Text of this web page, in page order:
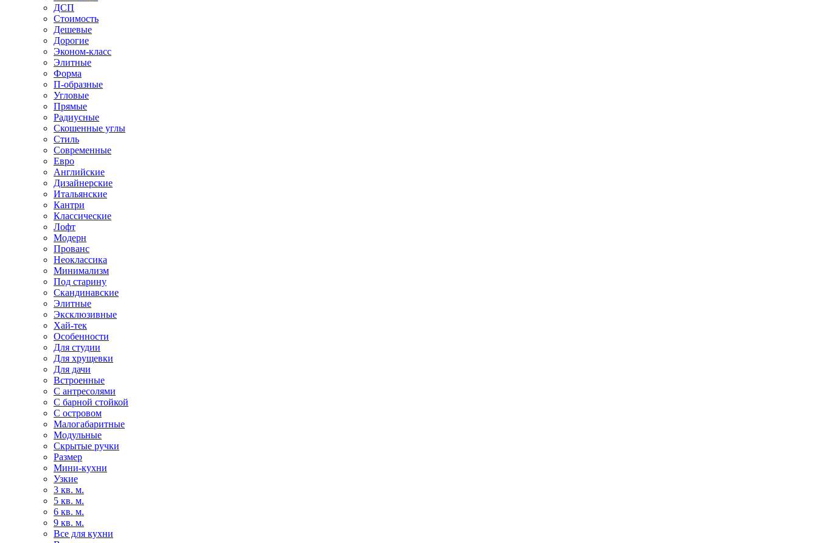
ДСП
Стоимость
Дешевые
Дорогие
Эконом-класс
Элитные
Форма
П-образные
Угловые
Прямые
Радиусные
Скошенные углы
Стиль
Современные
Евро
Английские
Дизайнерские
Итальянские
Кантри
Классические
Лофт
Модерн
Прованс
Неоклассика
Минимализм
Под старину
Скандинавские
Элитные
Эксклюзивные
Хай-тек
Особенности
Для студии
Для хрущевки
Для дачи
Встроенные
С антресолями
С барной стойкой
С островом
Малогабаритные
Модульные
Скрытые ручки
Размер
Мини-кухни
Узкие
3 кв. м.
5 кв. м.
6 кв. м.
9 кв. м.
Все для кухни